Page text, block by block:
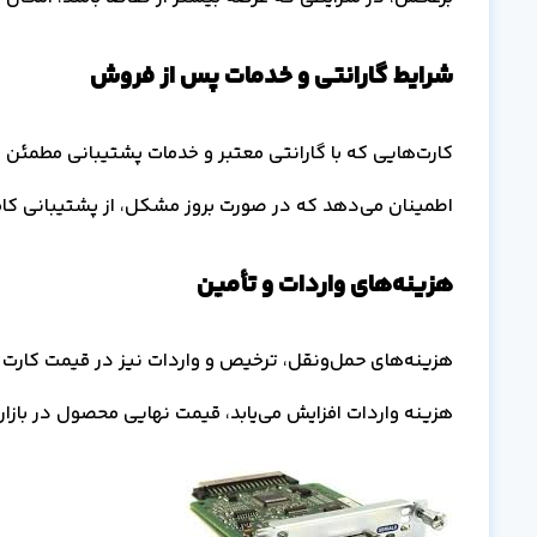
شرایط گارانتی و خدمات پس از فروش
کارت‌هایی که با گارانتی معتبر و خدمات پشتیبانی
اطمینان می‌دهد که در صورت بروز مشکل، از پشتیبانی
هزینه‌های واردات و تأمین
هزینه واردات افزایش می‌یابد، قیمت نهایی محصول در